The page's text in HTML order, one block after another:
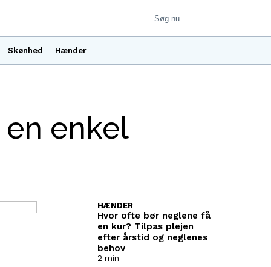
Skønhed Hænder
enkel
Hvor ofte bør neglene få
en kur? Tilpas plejen
efter årstid og neglenes
behov
HÆNDER
2 min